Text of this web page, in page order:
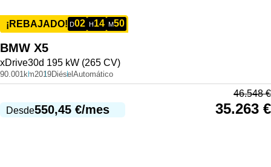
¡REBAJADO! D02 H14 M50
BMW X5
xDrive30d 195 kW (265 CV)
90.001km2019Diésel Automático
Desde550,45 €/mes
46.548€
35.263 €